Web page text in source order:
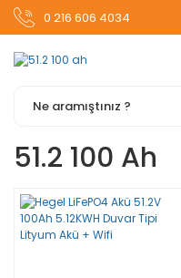
0 216 606 4034
51.2 100 Ah